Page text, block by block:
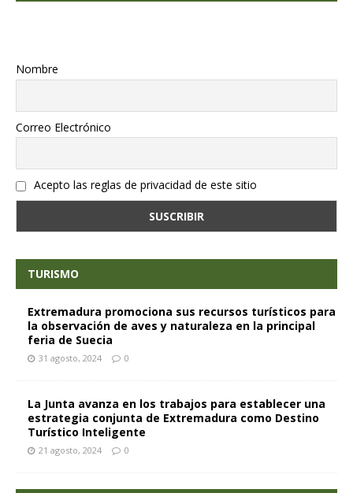
Nombre
Correo Electrónico
Acepto las reglas de privacidad de este sitio
TURISMO
Extremadura promociona sus recursos turísticos para
la observación de aves y naturaleza en la principal
feria de Suecia
31 agosto, 2024 0
La Junta avanza en los trabajos para establecer una
estrategia conjunta de Extremadura como Destino
Turístico Inteligente
21 agosto, 2024 0